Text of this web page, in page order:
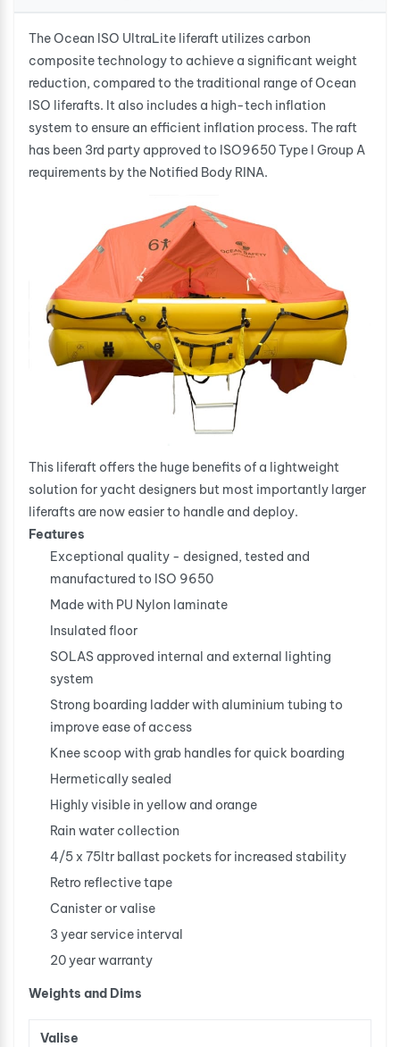
The Ocean ISO UltraLite liferaft utilizes carbon
composite technology to achieve a significant weight
reduction, compared to the traditional range of Ocean
ISO liferafts. It also includes a high-tech inflation
system to ensure an efficient inflation process. The raft
has been 3rd party approved to ISO9650 Type I Group A
requirements by the Notified Body RINA.
This liferaft offers the huge benefits of a lightweight
solution for yacht designers but most importantly larger
liferafts are now easier to handle and deploy.
Features
Exceptional quality - designed, tested and
manufactured to ISO 9650
Made with PU Nylon laminate
Insulated floor
SOLAS approved internal and external lighting
system
Strong boarding ladder with aluminium tubing to
improve ease of access
Knee scoop with grab handles for quick boarding
Hermetically sealed
Highly visible in yellow and orange
Rain water collection
4/5 x 75ltr ballast pockets for increased stability
Retro reflective tape
Canister or valise
3 year service interval
20 year warranty
Weights and Dims
Valise